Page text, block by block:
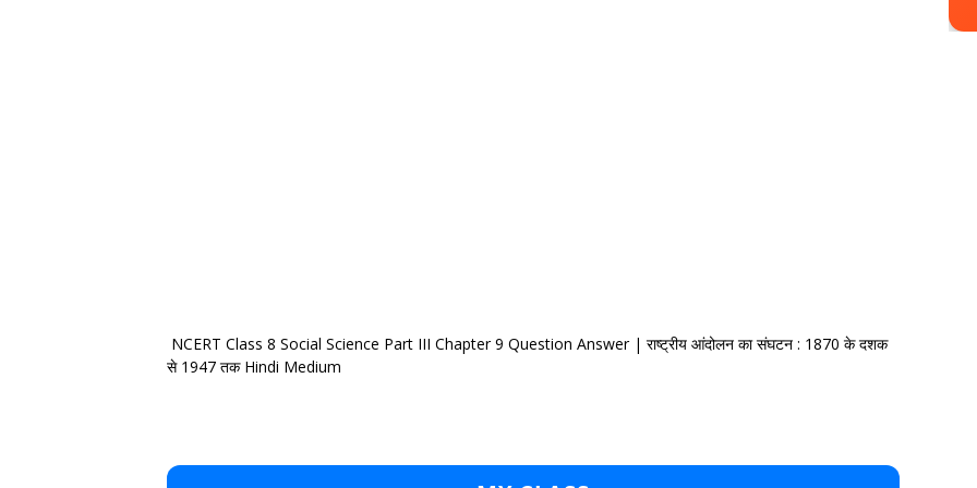
NCERT Class 8 Social Science Part III Chapter 9 Question Answer | राष्ट्रीय आंदोलन का संघटन : 1870 के दशक
से 1947 तक Hindi Medium